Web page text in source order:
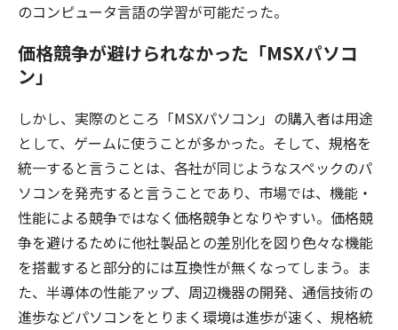
のコンピュータ言語の学習が可能だった。
価格競争が避けられなかった「MSXパソコ
ン」
しかし、実際のところ「MSXパソコン」の購入者は用途
として、ゲームに使うことが多かった。そして、規格を
統一すると言うことは、各社が同じようなスペックのパ
ソコンを発売すると言うことであり、市場では、機能・
性能による競争ではなく価格競争となりやすい。価格競
争を避けるために他社製品との差別化を図り色々な機能
を搭載すると部分的には互換性が無くなってしまう。ま
た、半導体の性能アップ、周辺機器の開発、通信技術の
進歩などパソコンをとりまく環境は進歩が速く、規格統